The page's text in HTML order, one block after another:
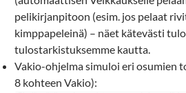
pelikirjanpitoon (esim. jos pelaat
kimppapeleinä) – näet kätevästi
tulostarkistuksemme kautta.
Vakio-ohjelma simuloi eri osumien
8 kohteen Vakio):